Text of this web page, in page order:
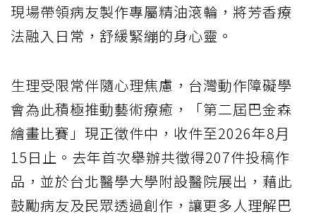
現場帶領病友製作專屬精油滾輪，將芳香療
法融入日常，舒緩緊繃的身心靈。
生理受限常伴隨心理焦慮，台灣動作障礙學
會為此積極推動藝術療癒，「第二屆巴金森
繪畫比賽」現正徵件中，收件至2026年8月
15日止。去年首次舉辦共徵得207件投稿作
品，並於台北醫學大學附設醫院展出，藉此
鼓勵病友及民眾透過創作，讓更多人理解巴